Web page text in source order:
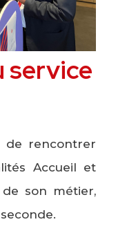
service
de rencontrer
Accueil et
son métier,